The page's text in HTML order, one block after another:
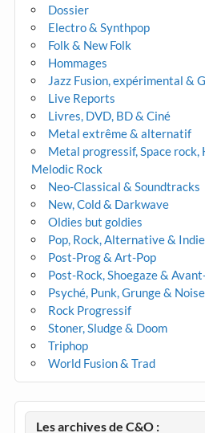
Dossier
Electro & Synthpop
Folk & New Folk
Hommages
Jazz Fusion, expérimental &
Live Reports
Livres, DVD, BD & Ciné
Metal extrême & alternatif
Metal progressif, Space rock,
Melodic Rock
Neo-Classical & Soundtracks
New, Cold & Darkwave
Oldies but goldies
Pop, Rock, Alternative &
Post-Prog & Art-Pop
Post-Rock, Shoegaze &
Psyché, Punk, Grunge &
Rock Progressif
Stoner, Sludge & Doom
Triphop
World Fusion & Trad
Les archives de C&O :